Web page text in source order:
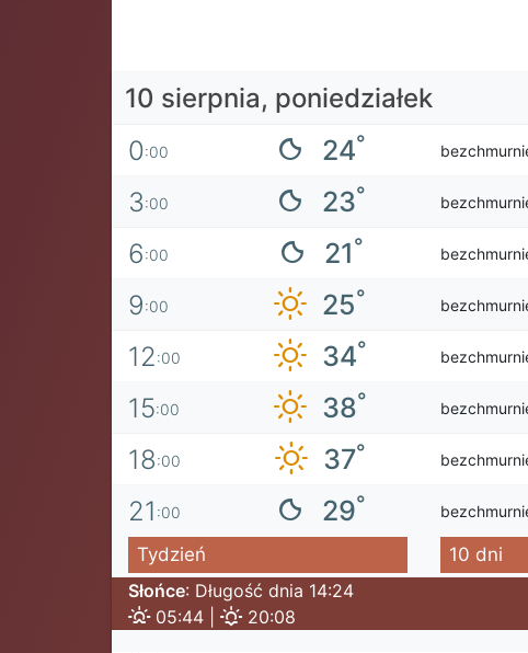
10 sierpnia, poniedziałek
0:00 24°
3:00 23°
6:00 21°
9:00 25°
12:00 34°
15:00 38°
18:00 37°
21 :00 29°
Tydzień 10 dni
Słońce: Długość dnia 14:24
05:44 |
20:08